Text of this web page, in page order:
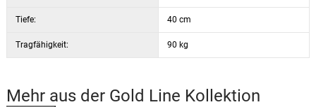
Tiefe: 40 cm
Tragfähigkeit: 90 kg
Mehr aus der Gold Line Kollektion